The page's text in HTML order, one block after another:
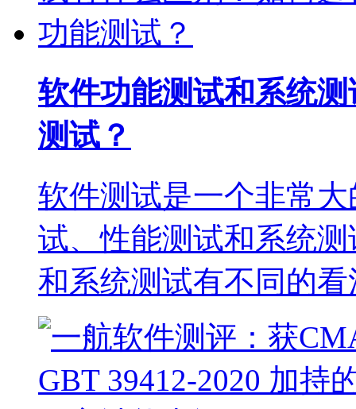
软件功能测试和系统
测试？
软件测试是一个非常
试、性能测试和系统
和系统测试有不同的看